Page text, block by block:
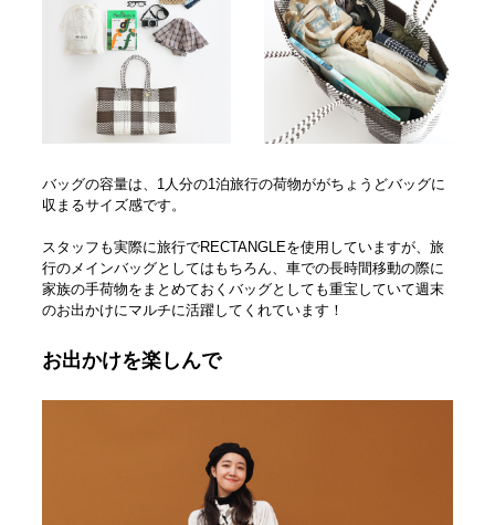
バッグの容量は、1人分の1泊旅行の荷物ががちょうどバッグに
収まるサイズ感です。
スタッフも実際に旅行でRECTANGLEを使用していますが、旅
行のメインバッグとしてはもちろん、車での長時間移動の際に
家族の手荷物をまとめておくバッグとしても重宝していて週末
のお出かけにマルチに活躍してくれています！
お出かけを楽しんで